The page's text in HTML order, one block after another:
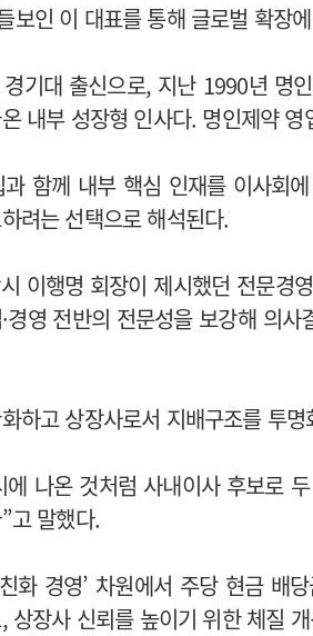
보인 이 대표를 통해 글로벌 확장
기대 출신으로, 지난 1990년 명
내부 성장형 인사다. 명인제약
함께 내부 핵심 인재를 이사회
려는 선택으로 해석된다.
이행명 회장이 제시했던 전문경
경영 전반의 전문성을 보강해 의
하고 상장사로서 지배구조를 투
에 나온 것처럼 사내이사 후보로
고 말했다.
화 경영’ 차원에서 주당 현금 배
상장사 신뢰를 높이기 위한 체질